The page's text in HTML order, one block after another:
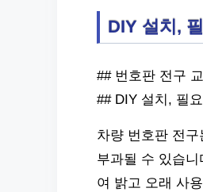
DIY 설치,
## 번호판 전구
## DIY 설치, 필
차량 번호판 전
부과될 수 있습
여 밝고 오래 사